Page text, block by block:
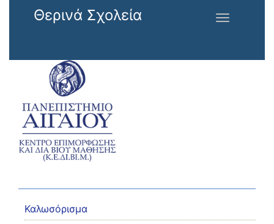
Παράκαμψη προς το κυρίως περιεχόμενο
Θερινά Σχολεία
Toggle
Καλωσόρισμα